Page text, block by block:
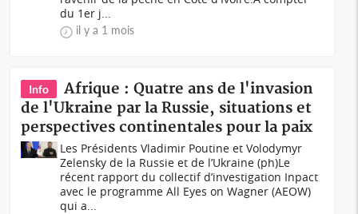
du 1er j...
il y a 1 mois
Info
Afrique : Quatre ans de l'invasion
de l'Ukraine par la Russie, situations et
perspectives continentales pour la paix
Les Présidents Vladimir Poutine et Volodymyr
Zelensky de la Russie et de l’Ukraine (ph)Le
récent rapport du collectif d’investigation Inpact
avec le programme All Eyes on Wagner (AEOW)
qui a...